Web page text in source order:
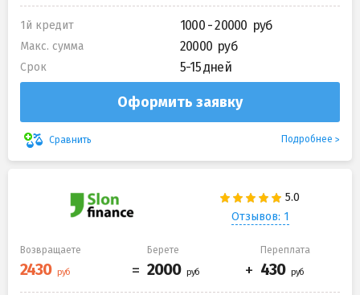
1й кредит 1000 - 20000
Макс. сумма 20000
Срок 5-15 дней
Оформить заявку
Сравнить Подробнее
Отзывов: 1
Возвращаете Берете Переплата